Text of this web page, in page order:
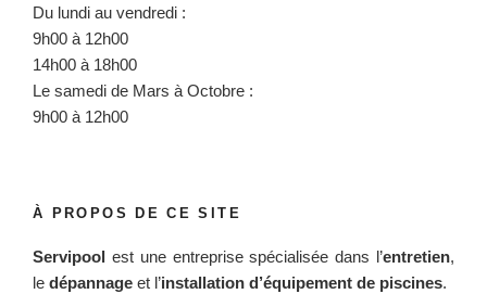
Du lundi au vendredi :
9h00 à 12h00
14h00 à 18h00
Le samedi de Mars à Octobre :
9h00 à 12h00
À PROPOS DE CE SITE
Servipool est une entreprise spécialisée dans l’entretien,
le dépannage et l’installation d’équipement de piscines.